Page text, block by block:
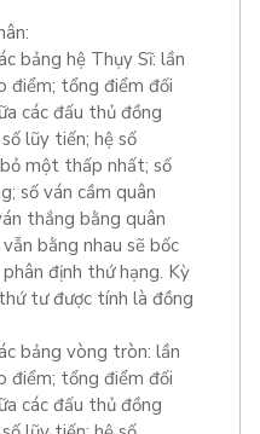
bảng hệ Thụy Sĩ: lần
điểm; tổng điểm đối
các đấu thủ đồng
lũy tiến; hệ số
một thấp nhất; số
số ván cầm quân
thắng bằng quân
bằng nhau sẽ bốc
định thứ hạng. Kỳ
tư được tính là đồng
bảng vòng tròn: lần
điểm; tổng điểm đối
các đấu thủ đồng